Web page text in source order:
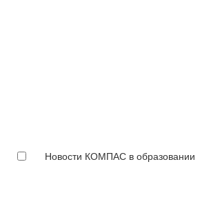
Новости КОМПАС в образовании